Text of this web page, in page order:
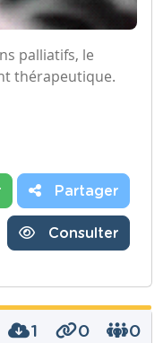
palliatifs, le
thérapeutique.
Partager
Consulter
1 0 0